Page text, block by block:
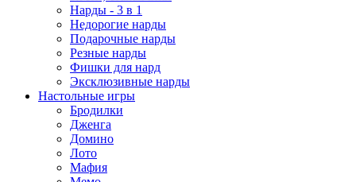
Нарды - 3 в 1
Недорогие нарды
Подарочные нарды
Резные нарды
Фишки для нард
Эксклюзивные нарды
Настольные игры
Бродилки
Дженга
Домино
Лото
Мафия